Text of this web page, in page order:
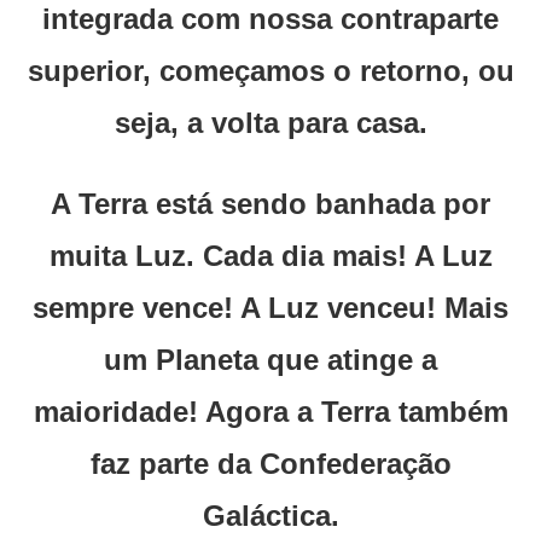
integrada com nossa contraparte
superior, começamos o retorno, ou
seja, a volta para casa.
A Terra está sendo banhada por
muita Luz. Cada dia mais! A Luz
sempre vence! A Luz venceu! Mais
um Planeta que atinge a
maioridade! Agora a Terra também
faz parte da Confederação
Galáctica.